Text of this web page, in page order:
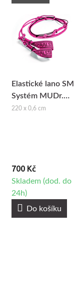
Elastické lano SM
Systém MUDr.
Smíšek - růžová
220 x 0,6 cm
700 Kč
Skladem (dod. do
24h)
Do košíku